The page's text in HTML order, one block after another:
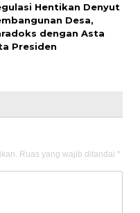
Hentikan Denyut
Desa,
dengan Asta
Presiden
Ruas yang wajib ditandai *